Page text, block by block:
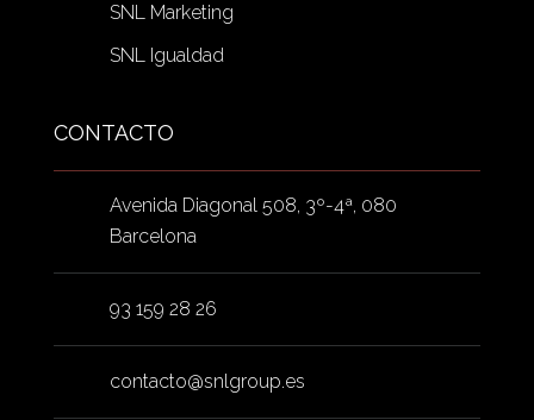
SNL Marketing
SNL Igualdad
CONTACTO
Avenida Diagonal 508, 3º-4ª, 080
Barcelona
93 159 28 26
contacto@snlgroup.es